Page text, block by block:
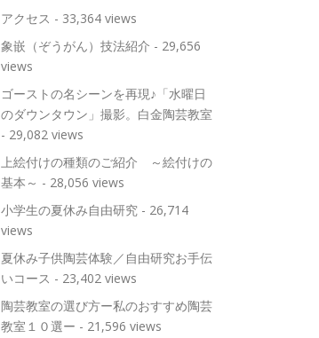
アクセス - 33,364 views
象嵌（ぞうがん）技法紹介 - 29,656
views
ゴーストの名シーンを再現♪「水曜日
のダウンタウン」撮影。白金陶芸教室
- 29,082 views
上絵付けの種類のご紹介 ～絵付けの
基本～ - 28,056 views
小学生の夏休み自由研究 - 26,714
views
夏休み子供陶芸体験／自由研究お手伝
いコース - 23,402 views
陶芸教室の選び方ー私のおすすめ陶芸
教室１０選ー - 21,596 views